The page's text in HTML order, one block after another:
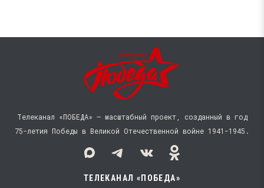
Телеканал «ПОБЕДА» — масштабный проект, созданный в год
75-летия Победы в Великой Отечественной войне 1941−1945.
ТЕЛЕКАНАЛ «ПОБЕДА»